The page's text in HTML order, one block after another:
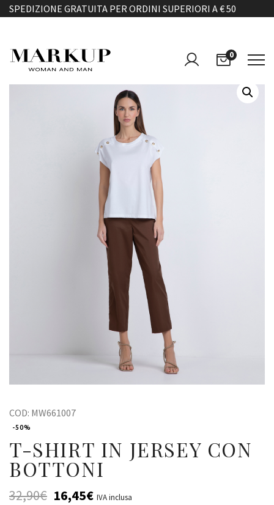
SPEDIZIONE GRATUITA PER ORDINI SUPERIORI A € 50
0
COD: MW661007
-50%
T-SHIRT IN JERSEY CON
BOTTONI
32,90€ 16,45€ IVA inclusa